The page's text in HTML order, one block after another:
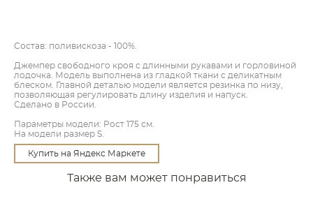
Состав: поливискоза - 100%.
Джемпер свободного кроя с длинными рукавами и горловиной
лодочка. Модель выполнена из гладкой ткани с деликатным
блеском. Главной деталью модели является резинка по низу,
позволяющая регулировать длину изделия и напуск.
Сделано в России.
Параметры модели: Рост 175 см.
На модели размер S.
Купить на Яндекс Маркете
Также вам может понравиться